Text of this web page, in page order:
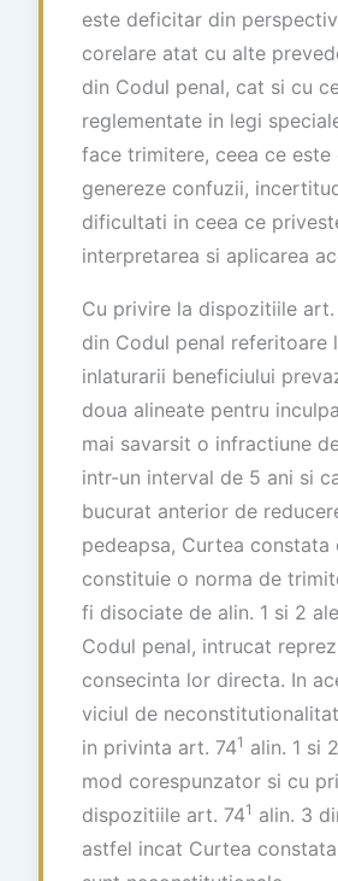
este deficitar din
corelare atat cu alte
din Codul penal, cat si cu
reglementate in legi
face trimitere, ceea ce este
genereze confuzii,
dificultati in ceea ce
interpretarea si aplicarea
Cu privire la dispozitiile art.
din Codul penal referitoare
inlaturarii beneficiului
doua alineate pentru
mai savarsit o infractiune
intr-un interval de 5 ani si
bucurat anterior de
pedeapsa, Curtea constata
constituie o norma de
fi disociate de alin. 1 si 2
Codul penal, intrucat
consecinta lor directa. In
viciul de
in privinta art. 741 alin. 1 si
mod corespunzator si cu
dispozitiile art. 741 alin. 3
astfel incat Curtea